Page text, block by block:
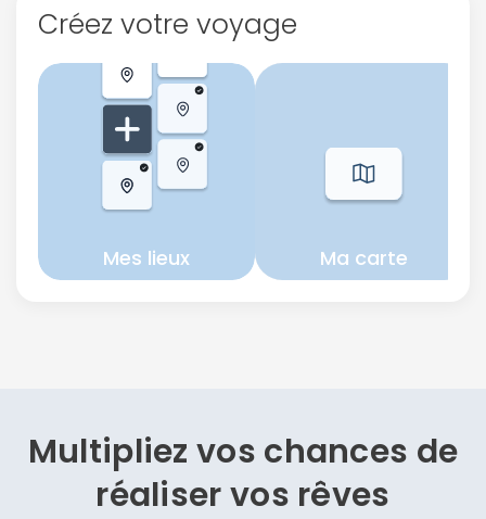
Créez votre voyage
Mes lieux Ma carte
Multipliez vos chances de
réaliser vos rêves